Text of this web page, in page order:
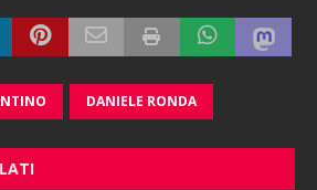
DANIELE RONDA